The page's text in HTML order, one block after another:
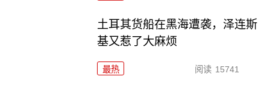
土耳其货船在黑海遭袭，泽连斯
基又惹了大麻烦
最热 阅读 15741